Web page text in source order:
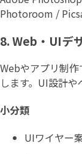
Photoroom /
8. Web・UIデ
Webやアプリ制
します。UI設計や
小分類
UIワイヤー